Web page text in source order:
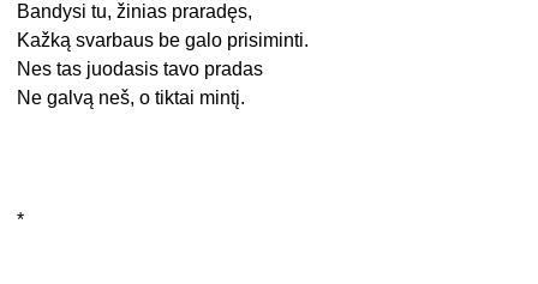
Bandysi tu, žinias praradęs,
Kažką svarbaus be galo prisiminti.
Nes tas juodasis tavo pradas
Ne galvą neš, o tiktai mintį.
*